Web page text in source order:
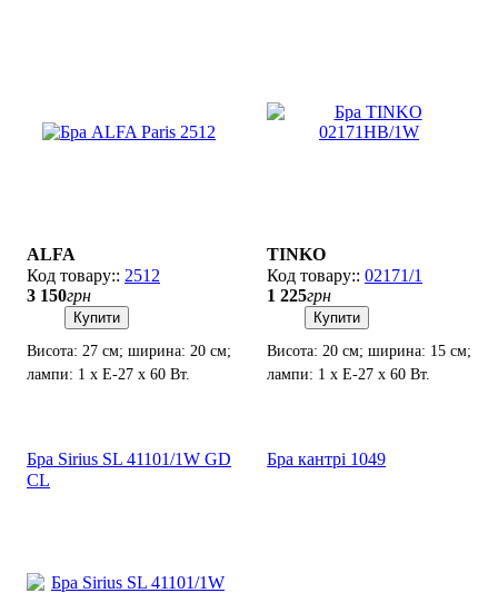
ALFA
2512
3 150грн
Купити
Висота: 27 см; ширина: 20 см;
лампи: 1 х Е-27 х 60 Вт.
TINKO
02171/1
1 225грн
Купити
Висота: 20 см; ширина: 15 см;
лампи: 1 х Е-27 х 60 Вт.
Бра Sirius SL 41101/1W GD
CL
Бра кантрі 1049